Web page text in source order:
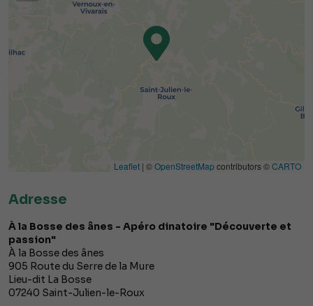
Leaflet | ©OpenStreetMap contributors ©CARTO
Adresse
À la Bosse des ânes - Apéro dinatoire "Découverte et
passion"
À la Bosse des ânes
905 Route du Serre de la Mure
Lieu-dit La Bosse
07240 Saint-Julien-le-Roux